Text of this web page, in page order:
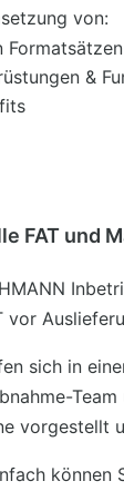
von:
Formatsätzen
&
FAT und
vor
sich in
vorgestellt
können